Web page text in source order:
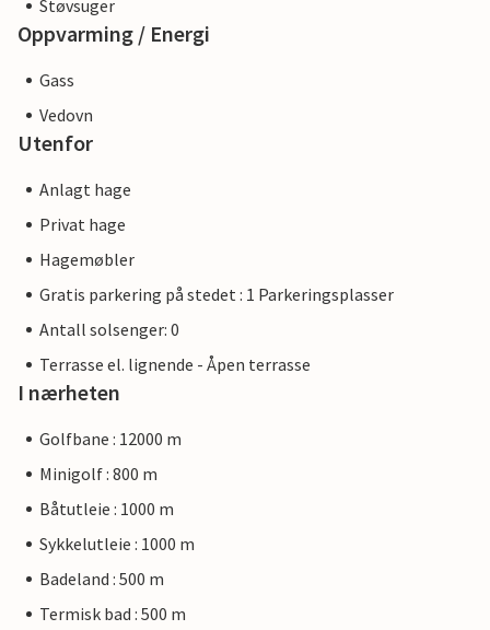
Støvsuger
Oppvarming / Energi
Gass
Vedovn
Utenfor
Anlagt hage
Privat hage
Hagemøbler
Gratis parkering på stedet : 1 Parkeringsplasser
Antall solsenger: 0
Terrasse el. lignende - Åpen terrasse
I nærheten
Golfbane : 12000 m
Minigolf : 800 m
Båtutleie : 1000 m
Sykkelutleie : 1000 m
Badeland : 500 m
Termisk bad : 500 m